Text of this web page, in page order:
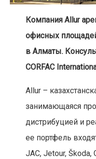
Компания Allur
офисных
в Алматы.
CORFAC
Allur –
занимающаяся
дистрибуцией и
ее портфель
JAC, Jetour, Škoda,